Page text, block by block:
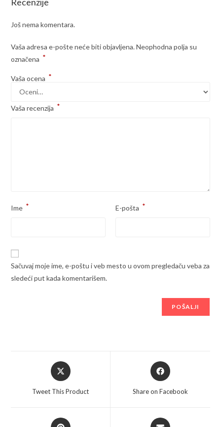
Još nema komentara.
Vaša adresa e-pošte neće biti objavljena. Neophodna polja su
označena *
Vaša ocena *
Vaša recenzija *
Ime * E-pošta *
Sačuvaj moje ime, e-poštu i veb mesto u ovom pregledaču veba za
sledeći put kada komentarišem.
Opens
in
Tweet This Product
Opens
in
Share on Facebook
Opens
Opens